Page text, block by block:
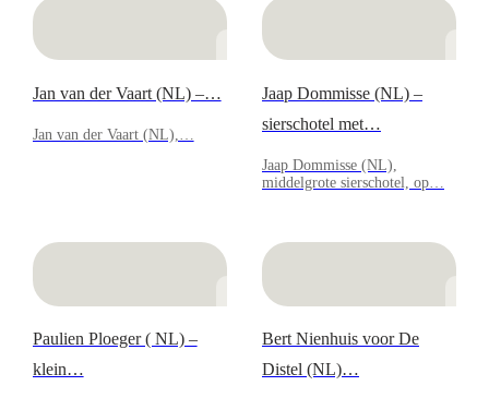
Jan van der Vaart (NL) –…
Jan van der Vaart (NL),…
Jaap Dommisse (NL) –
sierschotel met…
Jaap Dommisse (NL),
middelgrote sierschotel, op…
Paulien Ploeger ( NL) –
klein…
Bert Nienhuis voor De
Distel (NL)…